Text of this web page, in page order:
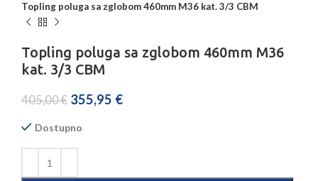
Topling poluga sa zglobom 460mm M36 kat. 3/3 CBM
Topling poluga sa zglobom 460mm M36
kat. 3/3 CBM
405,00€ 355,95 €
Dostupno